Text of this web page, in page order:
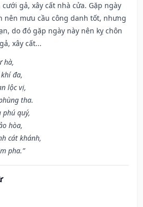
gả, xây cất nhà cửa. Gặp ngày
nên mưu cầu công danh tốt, nhưng
do đó gặp ngày này nên kỵ chôn
xây cất...
hà,
đa,
lộc vị,
tha.
quý,
hòa,
cát khánh,
pha.”